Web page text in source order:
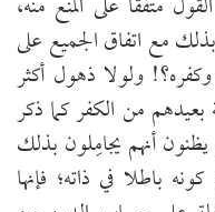
مع اتفاق الجميع على
ولولا ذهول أكثر
بعيدهم من الكفر كما ذكر
يظنون أنهم يجامِلون بذلك
باطلا في ذاته؛ فإنها